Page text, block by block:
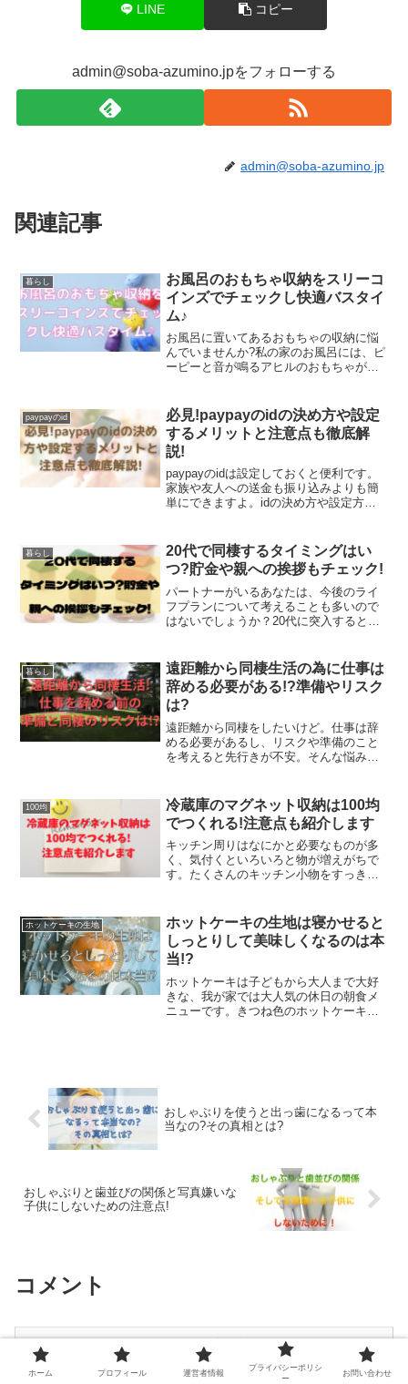
LINE コピー
admin@soba-azumino.jpをフォローする
admin@soba-azumino.jp
関連記事
暮らし
お風呂のおもちゃ収納をスリーコ
インズでチェックし快適バスタイ
ム♪
お風呂に置いてあるおもちゃの収納に悩
んでいませんか?私の家のお風呂には、ピ
ーピーと音が鳴るアヒルのおもちゃが浴
で、毎日小さなストレスを感じちゃうん
ですよね。そんな時、とて...
paypayのid
必見!paypayのidの決め方や設定
するメリットと注意点も徹底解
説!
paypayのidは設定しておくと便利です。
家族や友人への送金も振り込みよりも簡
単にできますよ。idの決め方や設定方法
この記事ではそれらの問題を解説してい
きます。
暮らし
20代で同棲するタイミングはい
つ?貯金や親への挨拶もチェック!
パートナーがいるあなたは、今後のライ
フプランについて考えることも多いので
はないでしょうか？20代に突入すると、
ね。その度に自分のタイミングが気にな
ってしまうものです。付...
暮らし
遠距離から同棲生活の為に仕事は
辞める必要がある!?準備やリスク
は?
遠距離から同棲をしたいけど。仕事は辞
める必要があるし、リスクや準備のこと
を考えると先行きが不安。そんな悩みを
す。どんどん先延ばしになってしまって
は、2人の結婚までのゴー...
100均
冷蔵庫のマグネット収納は100均
でつくれる!注意点も紹介します
キッチン周りはなにかと必要なものが多
く、気付くといろいろと物が増えがちで
す。たくさんのキッチン小物をすっきり
蔵庫に収納スペースができたら、すっき
り見た目もよくなり...
ホットケーキの生地
ホットケーキの生地は寝かせると
しっとりして美味しくなるのは本
当!?
ホットケーキは子どもから大人まで大好
きな、我が家では大人気の休日の朝食メ
ニューです。きつね色のホットケーキに
おしゃぶりを使うと出っ歯になるって本
当なの?その真相とは?
おしゃぶりと歯並びの関係と写真嫌いな
子供にしないための注意点!
コメント
コメントを書き込む
ホーム プロフィール 運営者情報
プライバシーポリシ
ー
お問い合わせ